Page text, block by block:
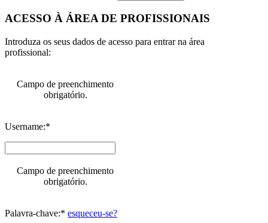
ACESSO À ÁREA DE PROFISSIONAIS
Introduza os seus dados de acesso para entrar na área
profissional:
Campo de preenchimento
obrigatório.
Username:*
Campo de preenchimento
obrigatório.
Palavra-chave:* esqueceu-se?